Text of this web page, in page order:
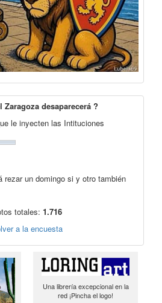
Zaragoza desaparecerá ?
le inyecten las Intituciones
rezar un domingo si y otro también
totales: 1.716
a la encuesta
Una librería excepcional en la
red ¡Pincha el logo!